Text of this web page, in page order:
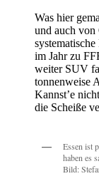
Was hier
und auch
im Jahr zu
weiter SUV
tonnenweise
Kannst’e
die Scheiße
Essen ist
haben es
Bild: